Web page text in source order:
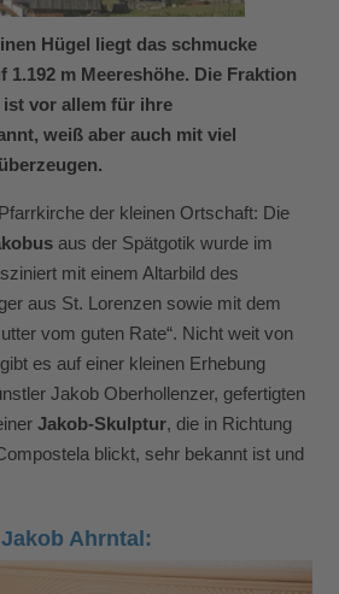
Hügel liegt das schmucke
1.192 m Meereshöhe. Die Fraktion
vor allem für ihre
weiß aber auch mit viel
der kleinen Ortschaft: Die
aus der Spätgotik wurde im
mit einem Altarbild des
aus St. Lorenzen sowie mit dem
vom guten Rate“. Nicht weit von
es auf einer kleinen Erhebung
Jakob Oberhollenzer, gefertigten
Jakob-Skulptur, die in Richtung
blickt, sehr bekannt ist und
Ahrntal: